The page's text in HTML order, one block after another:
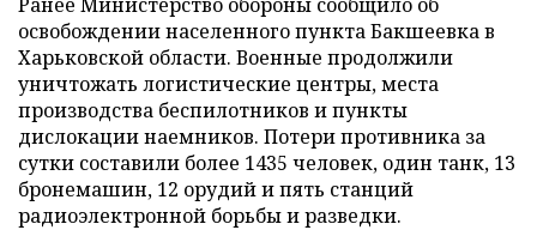
освобождении населенного пункта Бакшеевка в
Харьковской области. Военные продолжили
уничтожать логистические центры, места
производства беспилотников и пункты
дислокации наемников. Потери противника за
сутки составили более 1435 человек, один танк, 13
бронемашин, 12 орудий и пять станций
радиоэлектронной борьбы и разведки.